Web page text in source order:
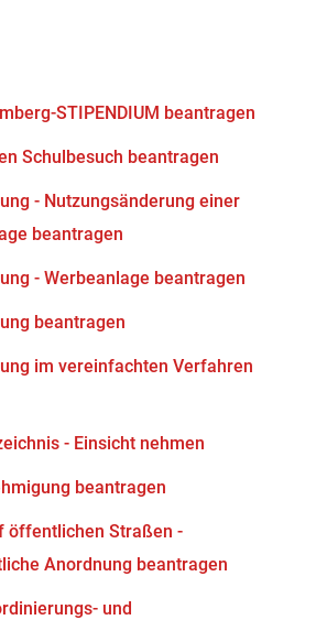
STIPENDIUM beantragen
Schulbesuch beantragen
- Nutzungsänderung einer
beantragen
- Werbeanlage beantragen
beantragen
im vereinfachten Verfahren
- Einsicht nehmen
beantragen
öffentlichen Straßen -
Anordnung beantragen
und